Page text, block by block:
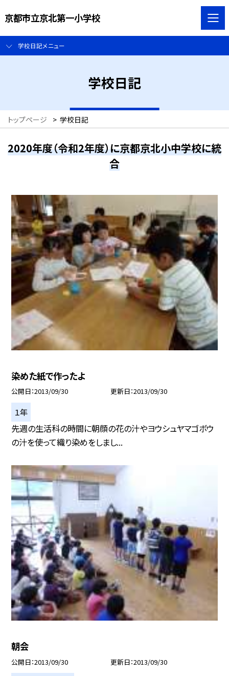
京都市立京北第一小学校
学校日記メニュー
学校日記
トップページ > 学校日記
2020年度（令和2年度）に京都京北小中学校に統
合
染めた紙で作ったよ
公開日 2013/09/30 更新日 2013/09/30
１年
先週の生活科の時間に朝顔の花の汁やヨウシュヤマゴボウ
の汁を使って織り染めをしまし...
朝会
公開日 2013/09/30 更新日 2013/09/30